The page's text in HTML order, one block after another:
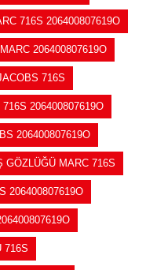
716S 206400807619O
206400807619O
716S
206400807619O
206400807619O
GÖZLÜĞÜ MARC 716S
206400807619O
716S